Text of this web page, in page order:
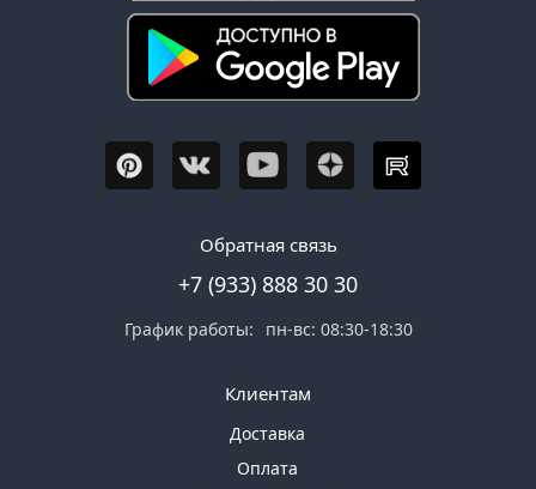
Обратная связь
+7 (933) 888 30 30
График работы: пн-вс: 08:30-18:30
Клиентам
Доставка
Оплата